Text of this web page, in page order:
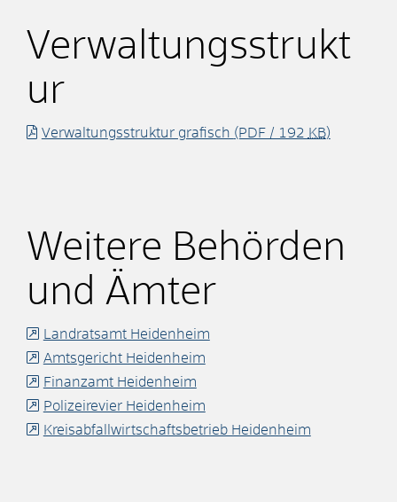
Verwaltungsstrukt
ur
Verwaltungsstruktur grafisch (PDF / 192 KB)
Weitere Behörden
und Ämter
Landratsamt Heidenheim
Amtsgericht Heidenheim
Finanzamt Heidenheim
Polizeirevier Heidenheim
Kreisabfallwirtschaftsbetrieb Heidenheim